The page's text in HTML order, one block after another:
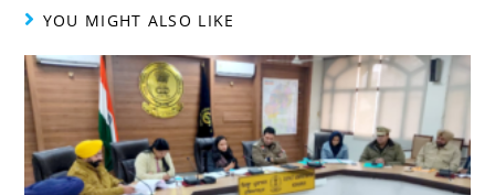
YOU MIGHT ALSO LIKE